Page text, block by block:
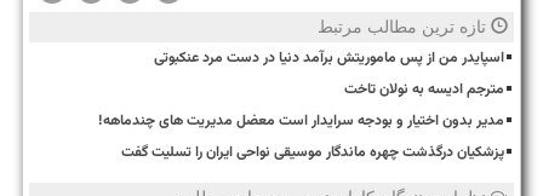
تازه ترین مطالب مرتبط
اسپایدر من از پس ماموریتش برآمد دنیا در دست مرد عنکبوتی
مترجم ادیسه به نولان تاخت
مدیر بدون اختیار و بودجه سرایدار است معضل مدیریت های چندماهه!
پزشکیان درگذشت چهره ماندگار موسیقی نواحی ایران را تسلیت گفت